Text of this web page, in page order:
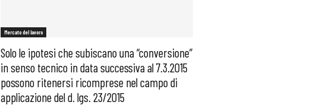
Mercato del lavoro
Solo le ipotesi che subiscano una “conversione”
in senso tecnico in data successiva al 7.3.2015
possono ritenersi ricomprese nel campo di
applicazione del d. lgs. 23/2015